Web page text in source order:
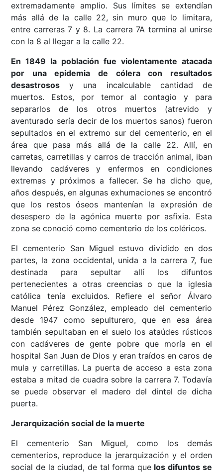
extremadamente amplio. Sus límites se extendían
más allá de la calle 22, sin muro que lo limitara,
entre carreras 7 y 8. La carrera 7A termina al unirse
con la 8 al llegar a la calle 22.
En 1849 la población fue violentamente atacada
por una epidemia de cólera con resultados
desastrosos y una incalculable cantidad de
muertos. Estos, por temor al contagio y para
separarlos de los otros muertos (atrevido y
aventurado sería decir de los muertos sanos) fueron
sepultados en el extremo sur del cementerio, en el
área que pasa más allá de la calle 22. Allí, en
carretas, carretillas y carros de tracción animal, iban
llevando cadáveres y enfermos en condiciones
extremas y próximos a fallecer. Se ha dicho que,
años después, en algunas exhumaciones se encontró
que los restos óseos mantenían la expresión de
desespero de la agónica muerte por asfixia. Esta
zona se conoció como cementerio de los coléricos.
El cementerio San Miguel estuvo dividido en dos
partes, la zona occidental, unida a la carrera 7, fue
destinada para sepultar allí los difuntos
pertenecientes a otras creencias o que la iglesia
católica tenía excluidos. Refiere el señor Álvaro
Manuel Pérez González, empleado del cementerio
desde 1947 como sepulturero, que en esa área
también sepultaban en el suelo los ataúdes rústicos
con cadáveres de gente pobre que moría en el
hospital San Juan de Dios y eran traídos en caros de
mula y carretillas. La puerta de acceso a esta zona
estaba a mitad de cuadra sobre la carrera 7. Todavía
se puede observar el madero del dintel de dicha
puerta.
Jerarquización social de la muerte
El cementerio San Miguel, como los demás
cementerios, reproduce la jerarquización y el orden
social de la ciudad, de tal forma que los difuntos se